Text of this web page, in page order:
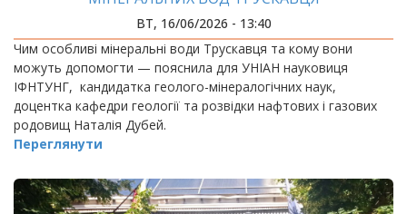
ВТ, 16/06/2026 - 13:40
Чим особливі мінеральні води Трускавця та кому вони
можуть допомогти — пояснила для УНІАН науковиця
ІФНТУНГ, кандидатка геолого-мінералогічних наук,
доцентка кафедри геології та розвідки нафтових і газових
родовищ Наталія Дубей.
Переглянути